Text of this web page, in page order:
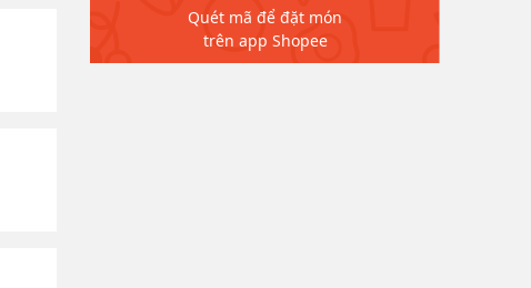
Quét mã để đặt món
trên app Shopee